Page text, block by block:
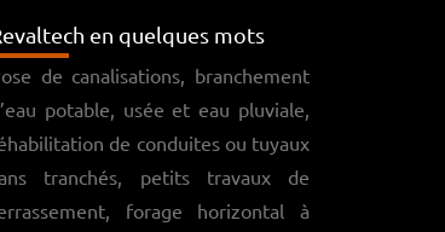
en quelques mots
de canalisations, branchement
potable, usée et eau pluviale,
de conduites ou tuyaux
tranchés, petits travaux de
forage horizontal à